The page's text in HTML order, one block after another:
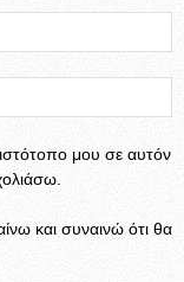
μου σε αυτόν
και συναινώ ότι θα